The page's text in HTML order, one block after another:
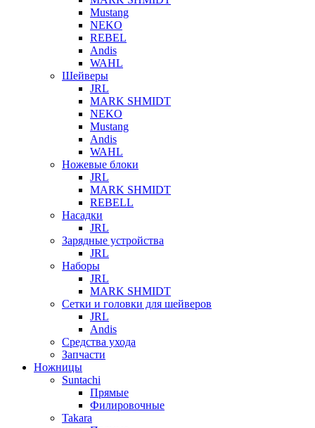
Mustang
NEKO
REBEL
Andis
WAHL
Шейверы
JRL
MARK SHMIDT
NEKO
Mustang
Andis
WAHL
Ножевые блоки
JRL
MARK SHMIDT
REBELL
Насадки
JRL
Зарядные устройства
JRL
Наборы
JRL
MARK SHMIDT
Сетки и головки для шейверов
JRL
Andis
Средства ухода
Запчасти
Ножницы
Suntachi
Прямые
Филировочные
Takara